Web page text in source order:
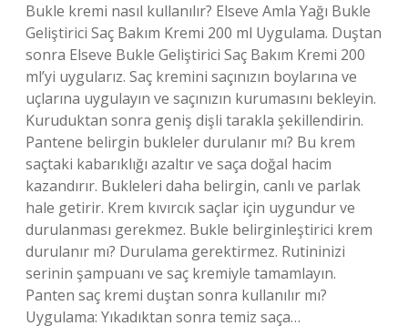
Bukle kremi nasıl kullanılır? Elseve Amla Yağı Bukle
Geliştirici Saç Bakım Kremi 200 ml Uygulama. Duştan
sonra Elseve Bukle Geliştirici Saç Bakım Kremi 200
ml’yi uygularız. Saç kremini saçınızın boylarına ve
uçlarına uygulayın ve saçınızın kurumasını bekleyin.
Kuruduktan sonra geniş dişli tarakla şekillendirin.
Pantene belirgin bukleler durulanır mı? Bu krem ​​
saçtaki kabarıklığı azaltır ve saça doğal hacim
kazandırır. Bukleleri daha belirgin, canlı ve parlak
hale getirir. Krem kıvırcık saçlar için uygundur ve
durulanması gerekmez. Bukle belirginleştirici krem
durulanır mı? Durulama gerektirmez. Rutininizi
serinin şampuanı ve saç kremiyle tamamlayın.
Panten saç kremi duştan sonra kullanılır mı?
Uygulama: Yıkadıktan sonra temiz saça…